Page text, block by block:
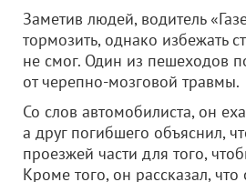
Заметив людей, водитель
тормозить, однако избежать
не смог. Один из пешеходов
от черепно-мозговой травмы.
Со слов автомобилиста, он
а друг погибшего объяснил,
проезжей части для того,
Кроме того, он рассказал,